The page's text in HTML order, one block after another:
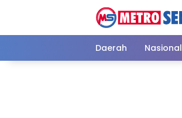
Daerah Nasional